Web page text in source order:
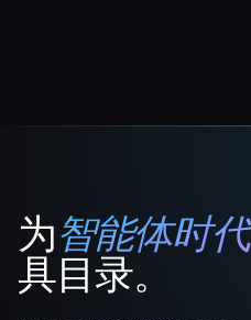
That AI Collection
为智能体时代
具目录。